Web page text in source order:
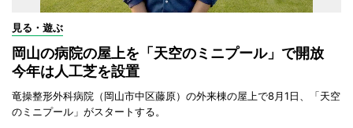
見る・遊ぶ
岡山の病院の屋上を「天空のミニプール」で開放
今年は人工芝を設置
竜操整形外科病院（岡山市中区藤原）の外来棟の屋上で8月1日、「天空
のミニプール」がスタートする。